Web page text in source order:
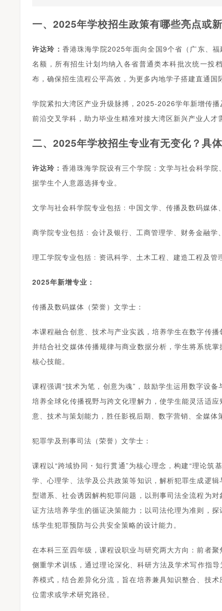
一、2025年学校招生政策有哪些亮点或
许达玲： 香港珠海学院2025年面向全国9个省（广东、
名额，所有招生计划均纳入各省普通类本科批次统一投
布，确保招生流程公平高效，为更多内地学子搭建直通国
学院紧扣大湾区产业升级脉搏，2025-2026学年新增传
前沿交叉学科，助力毕业生精准对接大湾区新兴产业人才
二、2025年学校招生专业有无变化？具
许达玲：香港珠海学院设有三个学院：文学与社会科学
据学生个人意愿选择专业。
文学与社会科学院专业包括﹕中国文学、传播及数码媒体
商学院专业包括﹕会计及银行、工商管理学、财务金融学
理工学院专业包括﹕资讯科学、土木工程、建造工程及管
2025年新增专业：
传播及数码媒体（荣誉）文学士：
本课程融合创意、技术与产业实践，培养学生在数字传
并结合社交媒体传播规律与商业数据分析，学生将系统
核心技能。
课程强调“技术为笔，创意为魂”，鼓励学生运用数字设
培养全球化传播视野与跨文化理解力，使学生能灵活适
意、技术与策划能力，胜任影视后期、数字营销、全媒体
犯罪学及刑事司法（荣誉）文学士：
课程以“跨域协同・知行贯通”为核心理念，构建“理论
学、心理学、法学及公共政策等知识，解析犯罪生成逻
型谱系、社会诱因解构犯罪问题，以刑事司法全流程为
证方法培养学生的循证决策能力；以司法伦理为准则，
练学生犯罪预防与公共安全策略的设计能力。
在本科三至四年级，课程设职业与研究两大方向：前者
侧重学术训练，通过理论深化、科研方法及学术写作
养模式，结合差异化分流，旨在培养兼具知识整合、技
位需求或学术研究路径。
河南升学网2025年全国普通高校招生志愿填报咨询会圆满举行